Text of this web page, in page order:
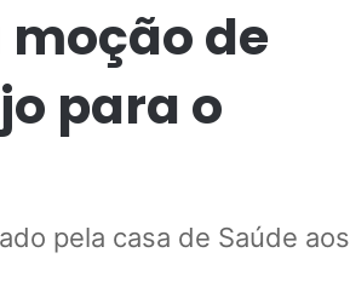
de
para o
pela casa de Saúde aos